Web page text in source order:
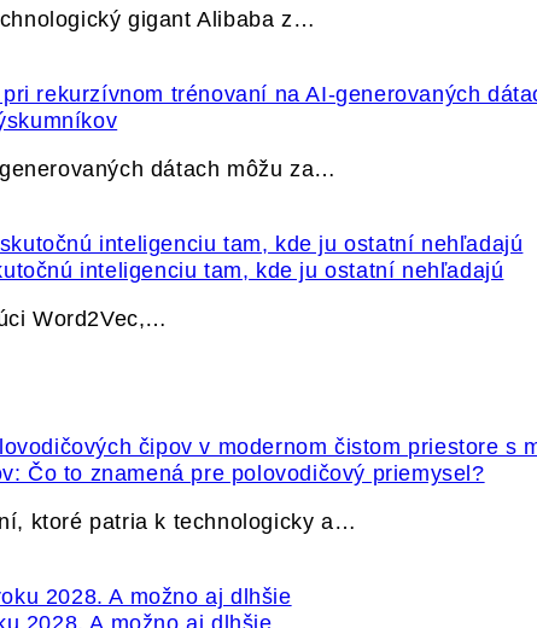
gigant Alibaba z…
dátach môžu za…
inteligenciu tam, kde ju ostatní nehľadajú
Word2Vec,…
Čo to znamená pre polovodičový priemysel?
ktoré patria k technologicky a…
2028. A možno aj dlhšie